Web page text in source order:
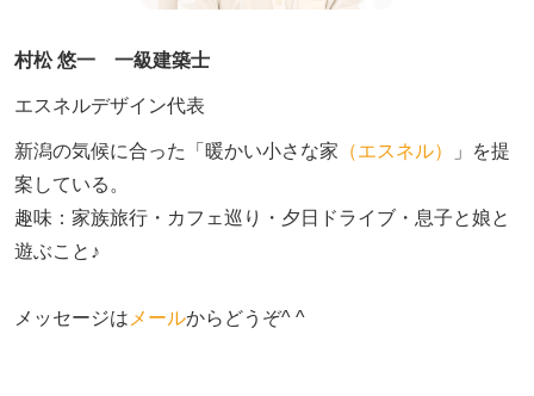
村松 悠一 一級建築士
エスネルデザイン代表
新潟の気候に合った「暖かい小さな家 （エスネル）
」を提
案している。
趣味：家族旅行・カフェ巡り・夕日ドライブ・息子と娘と
遊ぶこと♪
メッセージはメールからどうぞ^ ^